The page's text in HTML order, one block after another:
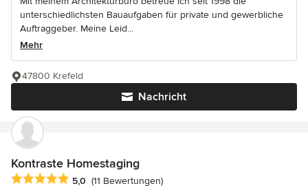
unterschiedlichsten Bauaufgaben für private und gewerbliche
Auftraggeber. Meine Leid...
Mehr
Nachricht
47800 Krefeld
Kontraste Homestaging
Durchschnittliche Bewertung: 5 von 5 Sternen
5,0 (11 Bewertungen)